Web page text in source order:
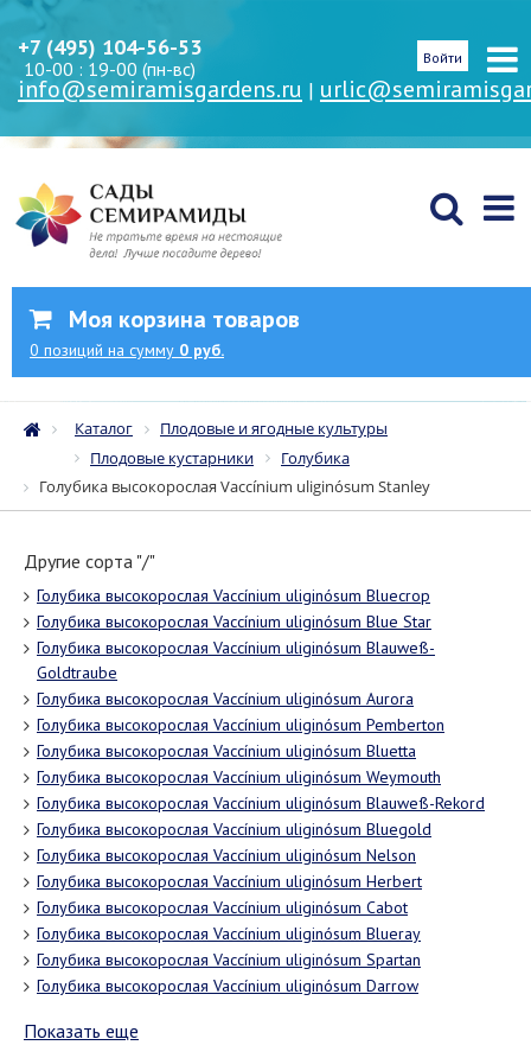
+7 (495) 104-56-53
10-00 : 19-00 (пн-вс)
info@semiramisgardens.ru |
Войти
Моя корзина товаров
0 позиций на сумму 0 руб.
Каталог
Плодовые и ягодные культуры
Плодовые кустарники
Голубика
Голубика высокорослая Vaccínium uliginósum Stanley
Другие сорта "/"
Голубика высокорослая Vaccínium uliginósum Bluecrop
Голубика высокорослая Vaccínium uliginósum Blue Star
Голубика высокорослая Vaccínium uliginósum Blauweß-
Goldtraube
Голубика высокорослая Vaccínium uliginósum Aurora
Голубика высокорослая Vaccínium uliginósum Pemberton
Голубика высокорослая Vaccínium uliginósum Bluetta
Голубика высокорослая Vaccínium uliginósum Weymouth
Голубика высокорослая Vaccínium uliginósum Blauweß-Rekord
Голубика высокорослая Vaccínium uliginósum Bluegold
Голубика высокорослая Vaccínium uliginósum Nelson
Голубика высокорослая Vaccínium uliginósum Herbert
Голубика высокорослая Vaccínium uliginósum Cabot
Голубика высокорослая Vaccínium uliginósum Blueray
Голубика высокорослая Vaccínium uliginósum Spartan
Голубика высокорослая Vaccínium uliginósum Darrow
Показать еще